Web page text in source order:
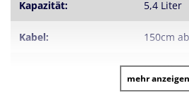
Kapazität: 5,4 Liter
Kabel: 150cm
215°C
mehr anzeigen